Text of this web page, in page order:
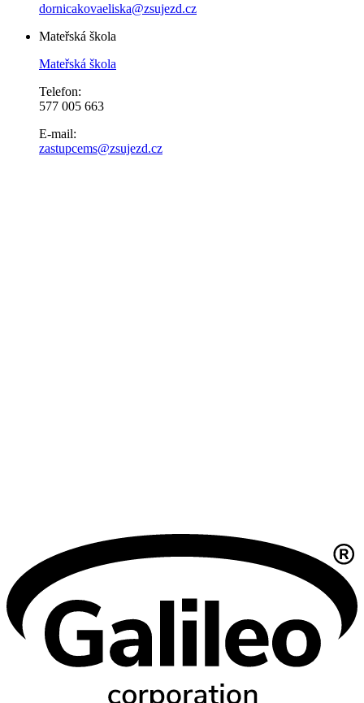
dornicakovaeliska@zsujezd.cz
Mateřská škola
Mateřská škola
Telefon:
577 005 663
E-mail:
zastupcems@zsujezd.cz